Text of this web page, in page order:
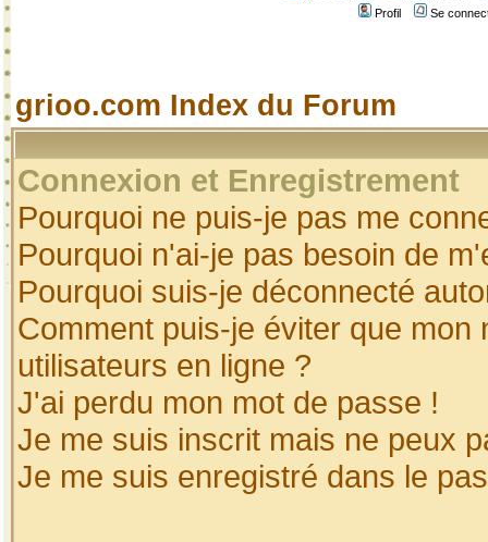
Profil
Se
grioo.com Index du Forum
Connexion et Enregistrement
Pourquoi ne puis-je pas me
Pourquoi n'ai-je pas besoin de
Pourquoi suis-je déconnecté
Comment puis-je éviter que
utilisateurs en ligne ?
J'ai perdu mon mot de passe !
Je me suis inscrit mais ne peux
Je me suis enregistré dans le